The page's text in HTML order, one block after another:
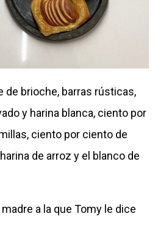
de brioche, barras rústicas,
y harina blanca, ciento por
ciento por ciento de
de arroz y el blanco de
a la que Tomy le dice